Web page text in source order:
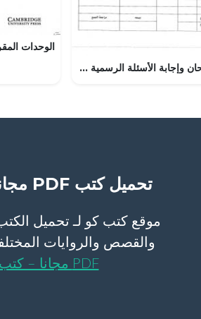
امتحان وإجابة الأسئلة الرسمية للفصل الدراسي الأول الدور الأول (لغة عربية) الثامن
تحميل كتب PDF مجانا – كتب كو
والقصص والروايات
PDF مجانا – كتب كو